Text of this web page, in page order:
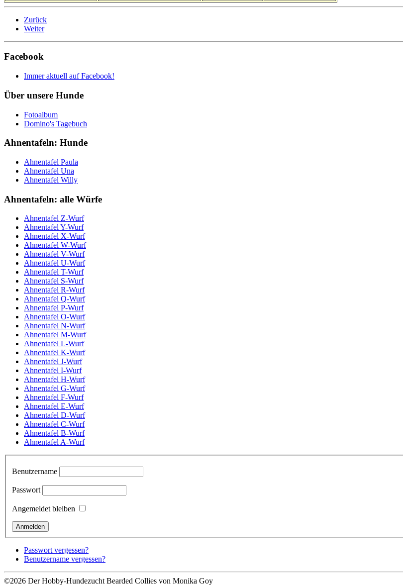
Zurück
Weiter
Facebook
Immer aktuell auf Facebook!
Über unsere Hunde
Fotoalbum
Domino's Tagebuch
Ahnentafeln: Hunde
Ahnentafel Paula
Ahnentafel Una
Ahnentafel Willy
Ahnentafeln: alle Würfe
Ahnentafel Z-Wurf
Ahnentafel Y-Wurf
Ahnentafel X-Wurf
Ahnentafel W-Wurf
Ahnentafel V-Wurf
Ahnentafel U-Wurf
Ahnentafel T-Wurf
Ahnentafel S-Wurf
Ahnentafel R-Wurf
Ahnentafel Q-Wurf
Ahnentafel P-Wurf
Ahnentafel O-Wurf
Ahnentafel N-Wurf
Ahnentafel M-Wurf
Ahnentafel L-Wurf
Ahnentafel K-Wurf
Ahnentafel J-Wurf
Ahnentafel I-Wurf
Ahnentafel H-Wurf
Ahnentafel G-Wurf
Ahnentafel F-Wurf
Ahnentafel E-Wurf
Ahnentafel D-Wurf
Ahnentafel C-Wurf
Ahnentafel B-Wurf
Ahnentafel A-Wurf
Benutzername
Passwort
Angemeldet bleiben
Passwort vergessen?
Benutzername vergessen?
©2026 Der Hobby-Hundezucht Bearded Collies von Monika Goy